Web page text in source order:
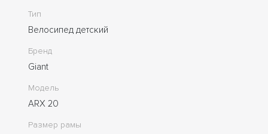
Тип
Велосипед детский
Бренд
Giant
Модель
ARX 20
Размер рамы